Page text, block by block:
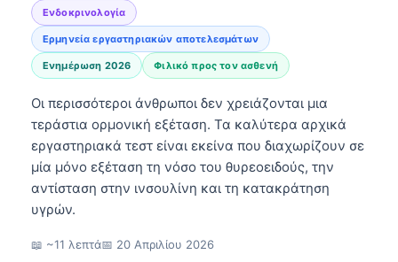
Ενδοκρινολογία
Ερμηνεία εργαστηριακών αποτελεσμάτων
Ενημέρωση 2026 Φιλικό προς τον ασθενή
Οι περισσότεροι άνθρωποι δεν χρειάζονται μια
τεράστια ορμονική εξέταση. Τα καλύτερα αρχικά
εργαστηριακά τεστ είναι εκείνα που διαχωρίζουν σε
μία μόνο εξέταση τη νόσο του θυρεοειδούς, την
αντίσταση στην ινσουλίνη και τη κατακράτηση
υγρών.
📖 ~11 λεπτά📅 20 Απριλίου 2026